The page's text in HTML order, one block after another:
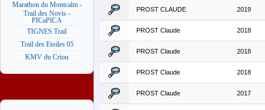
Marathon du Montcalm -
Trail des Novis -
PICaPICA
TIGNES Trail
Trail des Etoiles 05
KMV du Criou
PROST CLAUDE 2019
PROST Claude 2018
PROST Claude 2018
PROST Claude 2018
PROST Claude 2017